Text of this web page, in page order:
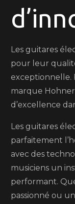
Les guitares
pour leur
exceptionnelle.
marque
d’excellence
Les guitares
parfaitement
avec des
musiciens un
performant.
passionné ou